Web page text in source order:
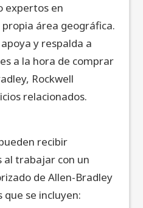
expertos en
área geográfica.
y respalda a
a la hora de comprar
Rockwell
relacionados.
recibir
al trabajar con un
de Allen-Bradley
que se incluyen: